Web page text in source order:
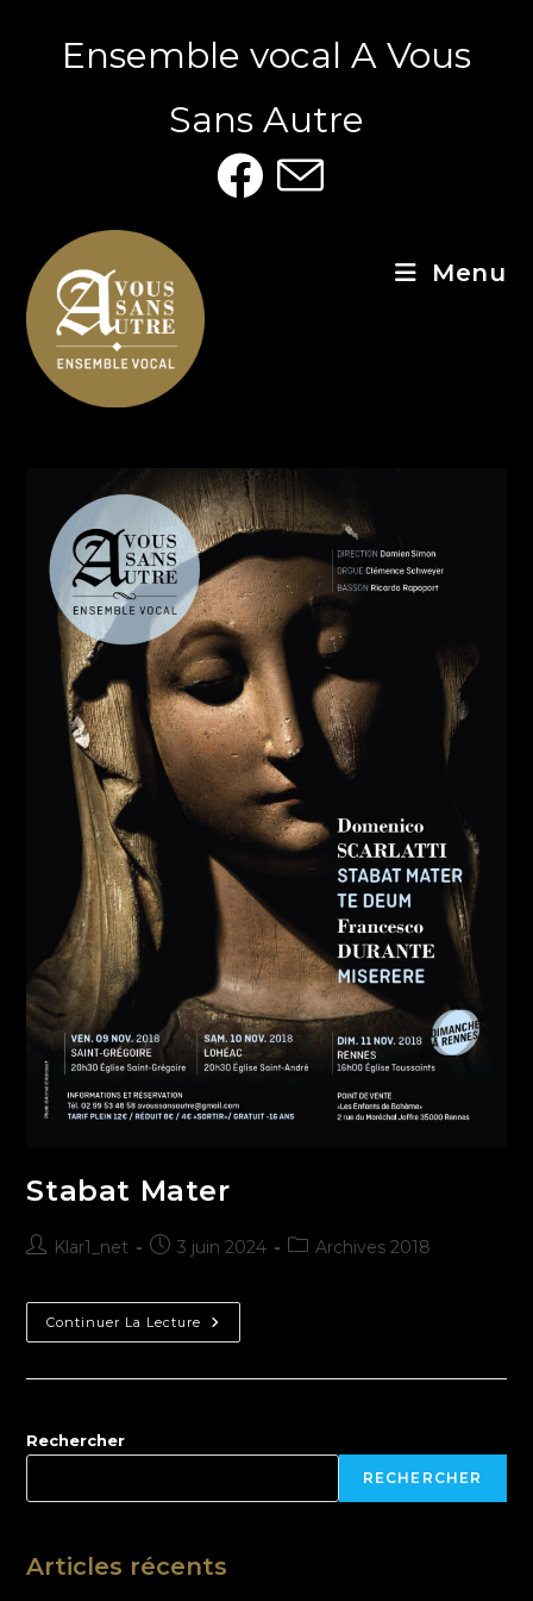
Ensemble vocal A Vous
Sans Autre
Menu
Stabat Mater
Klar1_net 3 juin 2024 Archives 2018
Continuer La Lecture
Rechercher
RECHERCHER
Articles récents